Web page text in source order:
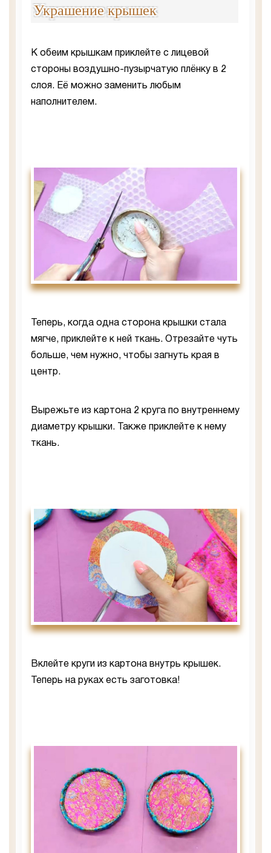
Украшение крышек
К обеим крышкам приклейте с лицевой
стороны воздушно-пузырчатую плёнку в 2
слоя. Её можно заменить любым
наполнителем.
Теперь, когда одна сторона крышки стала
мягче, приклейте к ней ткань. Отрезайте чуть
больше, чем нужно, чтобы загнуть края в
центр.
Вырежьте из картона 2 круга по внутреннему
диаметру крышки. Также приклейте к нему
ткань.
Вклейте круги из картона внутрь крышек.
Теперь на руках есть заготовка!